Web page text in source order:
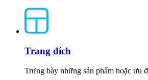
Trang đích
Trưng bày những sản phẩm hoặc ưu